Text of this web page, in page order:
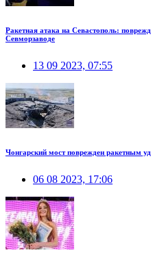
Ракетная атака на Севастополь:
Севморзаводе
13 09 2023, 07:55
Чонгарский мост поврежден ракетным
06 08 2023, 17:06